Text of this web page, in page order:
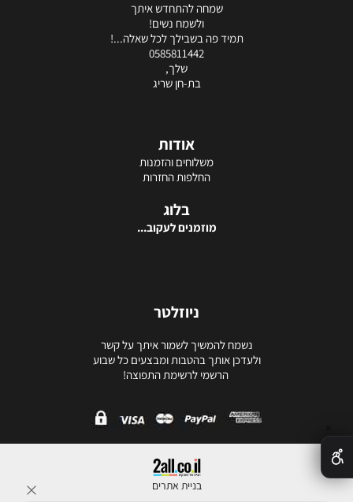
שמחה להתחדש איתך
ולשמח נשים!
תמיד פה בשבילך לכל שאלה...!
0585811442
שלך,
בת-חן שריג
אודות
משלוחים והזמנות
החלפות החזרות
בלוג
מוזמנים לעקוב...
ניוזלטר
נשמח להמשיך לשמור איתך על קשר
ולעדכן אותך בהטבות ומבצעים כל שבוע
הרשמי לרשימת התפוצה!
בניית אתרים